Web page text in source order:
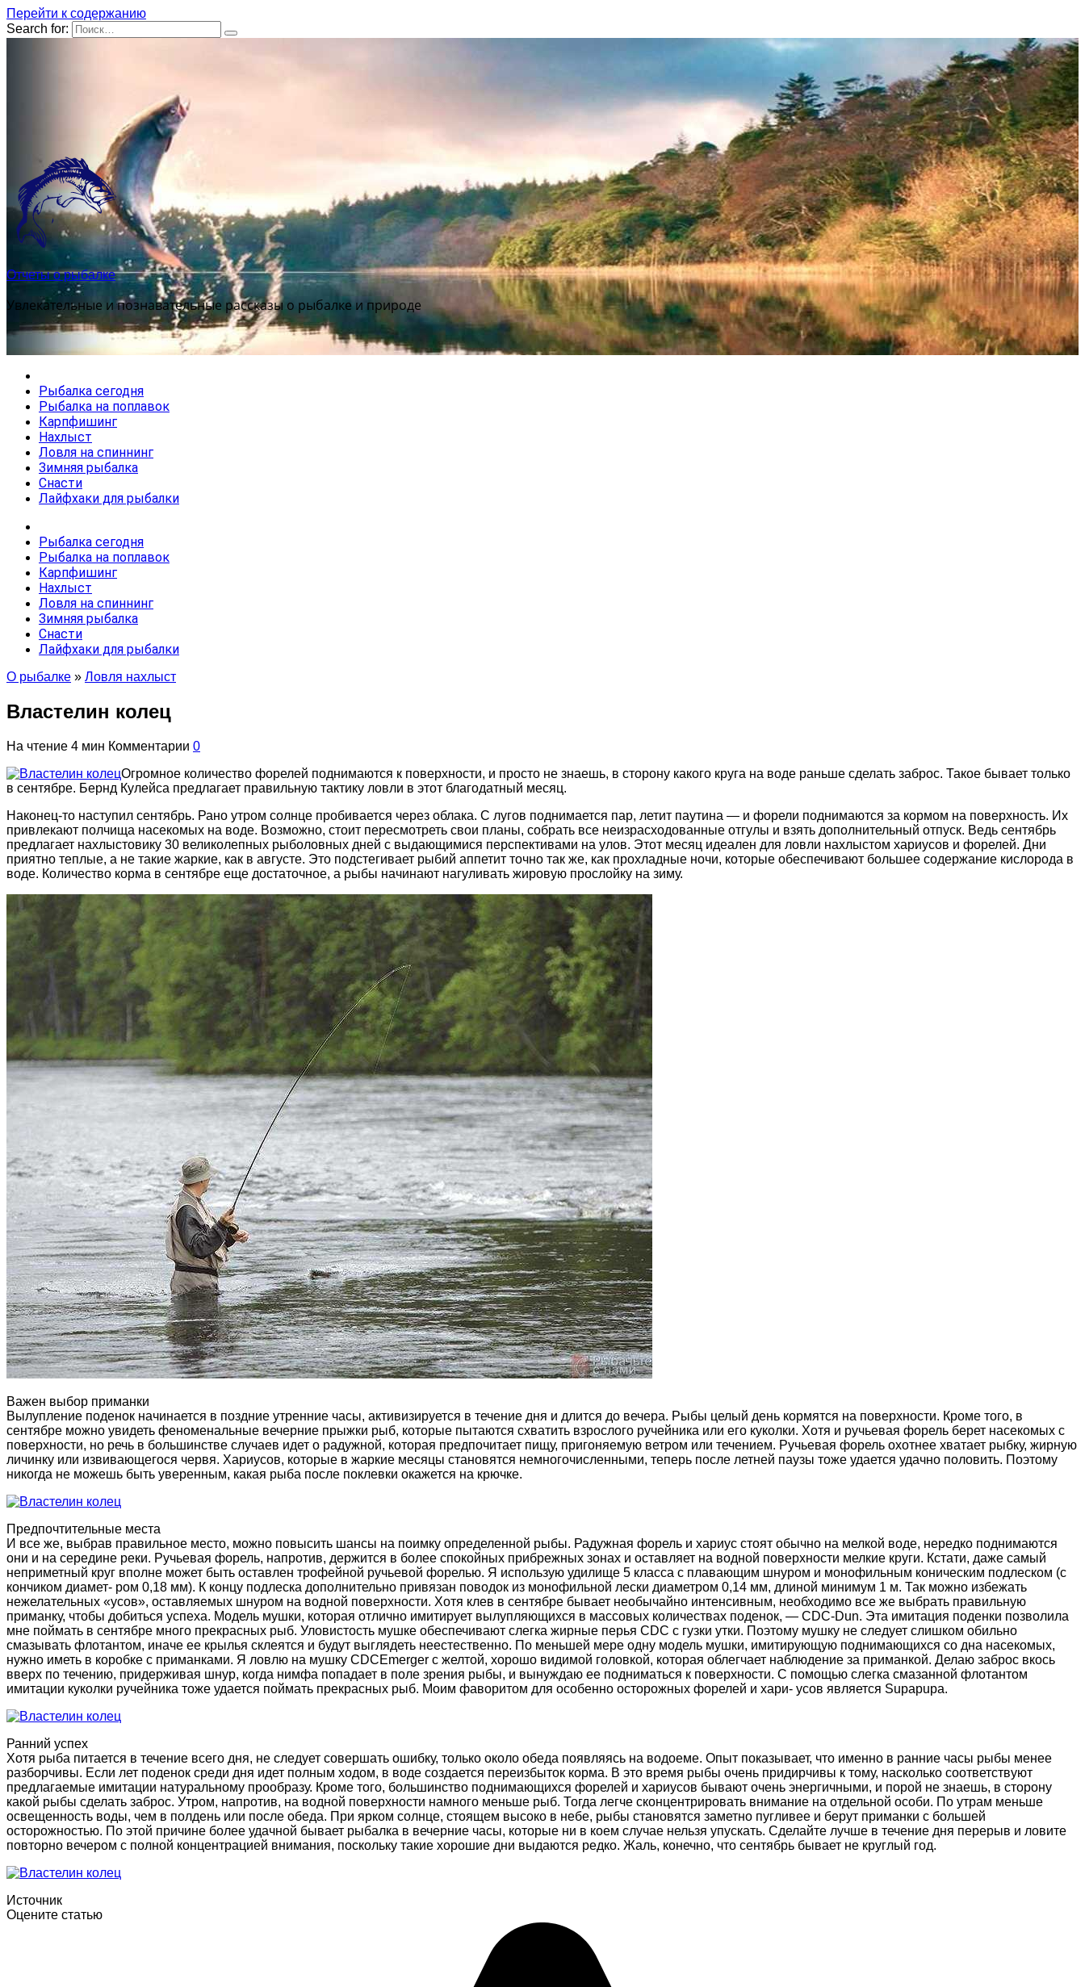
Перейти к содержанию
Search for:
Отчеты о рыбалке
Увлекательные и познавательные рассказы о рыбалке и природе
Рыбалка сегодня
Рыбалка на поплавок
Карпфишинг
Нахлыст
Ловля на спиннинг
Зимняя рыбалка
Снасти
Лайфхаки для рыбалки
Рыбалка сегодня
Рыбалка на поплавок
Карпфишинг
Нахлыст
Ловля на спиннинг
Зимняя рыбалка
Снасти
Лайфхаки для рыбалки
О рыбалке » Ловля нахлыст
Властелин колец
На чтение 4 мин Комментарии 0
Огромное количество форелей поднимаются к поверхности, и просто не знаешь, в сторону какого круга на воде раньше сделать заброс. Такое бывает только
в сентябре. Бернд Кулейса предлагает правильную тактику ловли в этот благодатный месяц.
Наконец-то наступил сентябрь. Рано утром солнце пробивается через облака. С лугов поднимается пар, летит паутина — и форели поднимаются за кормом на поверхность. Их
привлекают полчища насекомых на воде. Возможно, стоит пересмотреть свои планы, собрать все неизрасходованные отгулы и взять дополнительный отпуск. Ведь сентябрь
предлагает нахлыстовику 30 великолепных рыболовных дней с выдающимися перспективами на улов. Этот месяц идеален для ловли нахлыстом хариусов и форелей. Дни
приятно теплые, а не такие жаркие, как в августе. Это подстегивает рыбий аппетит точно так же, как прохладные ночи, которые обеспечивают большее содержание кислорода в
воде. Количество корма в сентябре еще достаточное, а рыбы начинают нагуливать жировую прослойку на зиму.
Важен выбор приманки
Вылупление поденок начинается в поздние утренние часы, активизируется в течение дня и длится до вечера. Рыбы целый день кормятся на поверхности. Кроме того, в
сентябре можно увидеть феноменальные вечерние прыжки рыб, которые пытаются схватить взрослого ручейника или его куколки. Хотя и ручьевая форель берет насекомых с
поверхности, но речь в большинстве случаев идет о радужной, которая предпочитает пищу, пригоняемую ветром или течением. Ручьевая форель охотнее хватает рыбку, жирную
личинку или извивающегося червя. Хариусов, которые в жаркие месяцы становятся немногочисленными, теперь после летней паузы тоже удается удачно половить. Поэтому
никогда не можешь быть уверенным, какая рыба после поклевки окажется на крючке.
Предпочтительные места
И все же, выбрав правильное место, можно повысить шансы на поимку определенной рыбы. Радужная форель и хариус стоят обычно на мелкой воде, нередко поднимаются
они и на середине реки. Ручьевая форель, напротив, держится в более спокойных прибрежных зонах и оставляет на водной поверхности мелкие круги. Кстати, даже самый
неприметный круг вполне может быть оставлен трофейной ручьевой форелью. Я использую удилище 5 класса с плавающим шнуром и монофильным коническим подлеском (с
кончиком диамет- ром 0,18 мм). К концу подлеска дополнительно привязан поводок из монофильной лески диаметром 0,14 мм, длиной минимум 1 м. Так можно избежать
нежелательных «усов», оставляемых шнуром на водной поверхности. Хотя клев в сентябре бывает необычайно интенсивным, необходимо все же выбрать правильную
приманку, чтобы добиться успеха. Модель мушки, которая отлично имитирует вылупляющихся в массовых количествах поденок, — CDC-Dun. Эта имитация поденки позволила
мне поймать в сентябре много прекрасных рыб. Уловистость мушке обеспечивают слегка жирные перья CDC с гузки утки. Поэтому мушку не следует слишком обильно
смазывать флотантом, иначе ее крылья склеятся и будут выглядеть неестественно. По меньшей мере одну модель мушки, имитирующую поднимающихся со дна насекомых,
нужно иметь в коробке с приманками. Я ловлю на мушку CDCEmerger с желтой, хорошо видимой головкой, которая облегчает наблюдение за приманкой. Делаю заброс вкось
вверх по течению, придерживая шнур, когда нимфа попадает в поле зрения рыбы, и вынуждаю ее подниматься к поверхности. С помощью слегка смазанной флотантом
имитации куколки ручейника тоже удается поймать прекрасных рыб. Моим фаворитом для особенно осторожных форелей и хари- усов является Supapupa.
Ранний успех
Хотя рыба питается в течение всего дня, не следует совершать ошибку, только около обеда появляясь на водоеме. Опыт показывает, что именно в ранние часы рыбы менее
разборчивы. Если лет поденок среди дня идет полным ходом, в воде создается переизбыток корма. В это время рыбы очень придирчивы к тому, насколько соответствуют
предлагаемые имитации натуральному прообразу. Кроме того, большинство поднимающихся форелей и хариусов бывают очень энергичными, и порой не знаешь, в сторону
какой рыбы сделать заброс. Утром, напротив, на водной поверхности намного меньше рыб. Тогда легче сконцентрировать внимание на отдельной особи. По утрам меньше
освещенность воды, чем в полдень или после обеда. При ярком солнце, стоящем высоко в небе, рыбы становятся заметно пугливее и берут приманки с большей
осторожностью. По этой причине более удачной бывает рыбалка в вечерние часы, которые ни в коем случае нельзя упускать. Сделайте лучше в течение дня перерыв и ловите
повторно вечером с полной концентрацией внимания, поскольку такие хорошие дни выдаются редко. Жаль, конечно, что сентябрь бывает не круглый год.
Источник
Оцените статью